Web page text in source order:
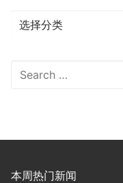
分
类
Search
本周热门新闻